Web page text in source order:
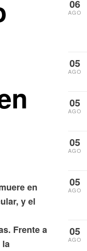
en
y el
Frente a
la
06
AGO
05
AGO
05
AGO
05
AGO
05
AGO
05
AGO